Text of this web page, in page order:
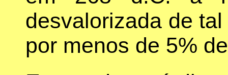
desvalorizada de
por menos de 5%